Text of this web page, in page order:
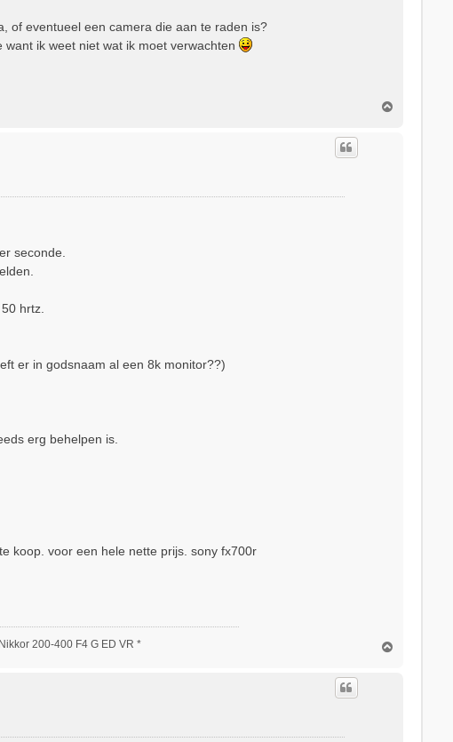
of eventueel een camera die aan te raden is?
ik weet niet wat ik moet verwachten
seconde.
hrtz.
er in godsnaam al een 8k monitor??)
erg behelpen is.
koop. voor een hele nette prijs. sony fx700r
200-400 F4 G ED VR *